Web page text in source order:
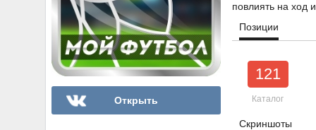
Открыть
повлиять на ход
Позиции
121
Каталог
Скриншоты